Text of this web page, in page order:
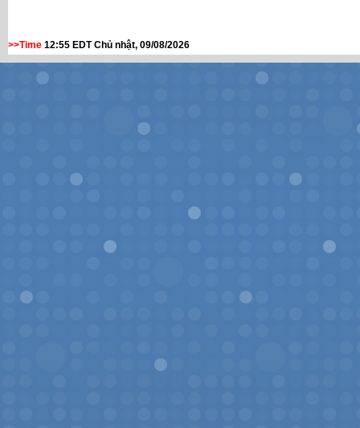
>>Time 12:55 EDT Chủ nhật, 09/08/2026